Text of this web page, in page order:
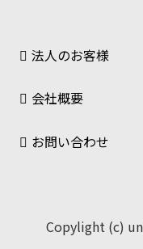
法人のお客様
会社概要
お問い合わせ
Copylight (c)